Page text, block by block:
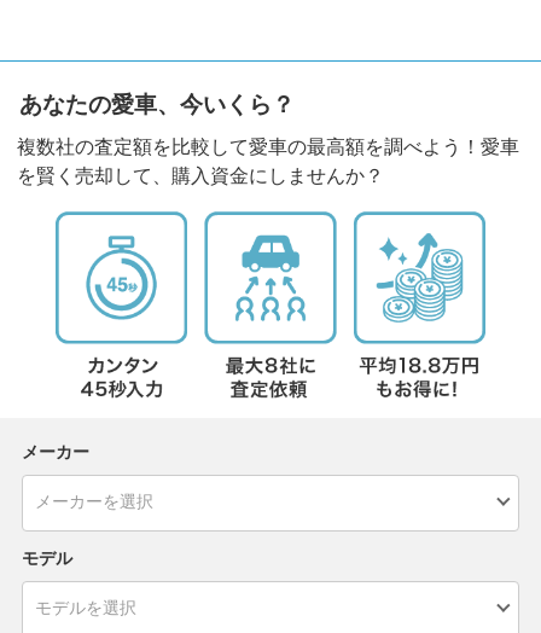
あなたの愛車、今いくら？
複数社の査定額を比較して愛車の最高額を調べよう！愛車
を賢く売却して、購入資金にしませんか？
メーカー
モデル